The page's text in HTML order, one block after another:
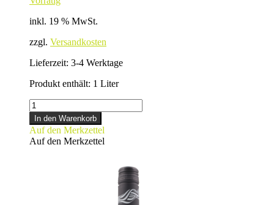
inkl. 19 % MwSt.
zzgl. Versandkosten
Lieferzeit: 3-4 Werktage
Produkt enthält: 1 Liter
SILVANER
Menge
In den Warenkorb
Auf den Merkzettel
Auf den Merkzettel